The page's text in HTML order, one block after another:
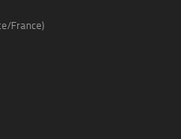
France)